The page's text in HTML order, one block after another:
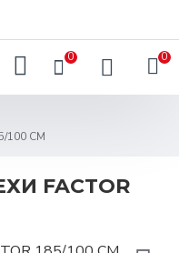
0 0
100 СМ
FACTOR